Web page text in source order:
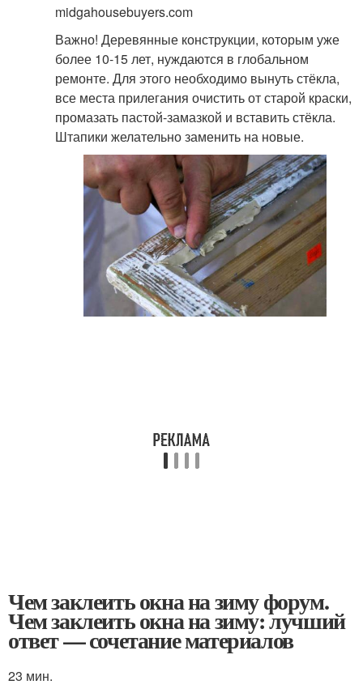
midgahousebuyers.com
Важно! Деревянные конструкции, которым уже
более 10-15 лет, нуждаются в глобальном
ремонте. Для этого необходимо вынуть стёкла,
все места прилегания очистить от старой краски,
промазать пастой-замазкой и вставить стёкла.
Штапики желательно заменить на новые.
Чем заклеить окна на зиму форум.
Чем заклеить окна на зиму: лучший
ответ — сочетание материалов
23 мин.